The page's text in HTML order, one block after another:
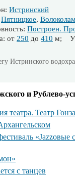
Истринский
Пятницкое,
Построен.
от 250 до 410 м;
Истринского
и Рублево-
театра. Театр
«Jazzовые
с танцев